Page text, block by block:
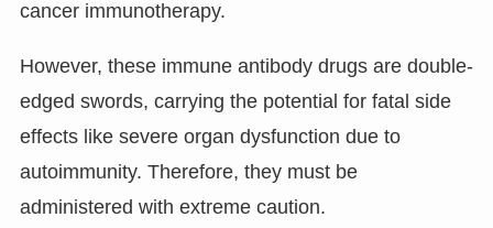
cancer immunotherapy.
However, these immune antibody drugs are double-
edged swords, carrying the potential for fatal side
effects like severe organ dysfunction due to
autoimmunity. Therefore, they must be
administered with extreme caution.